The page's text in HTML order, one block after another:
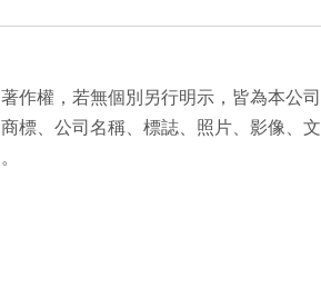
作權，若無個別另行明示，皆為本公司
標、公司名稱、標誌、照片、影像、